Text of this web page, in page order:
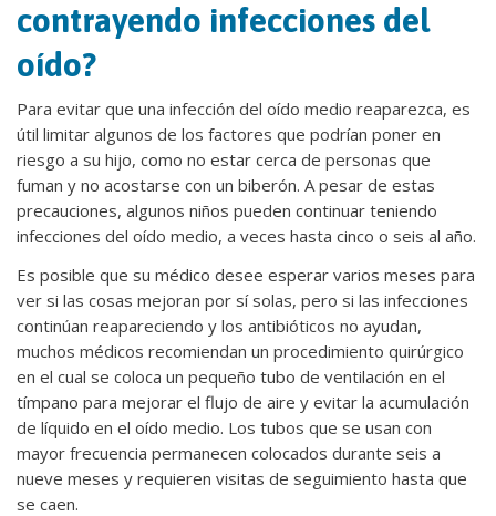
contrayendo infecciones del
oído?
Para evitar que una infección del oído medio reaparezca, es
útil limitar algunos de los factores que podrían poner en
riesgo a su hijo, como no estar cerca de personas que
fuman y no acostarse con un biberón. A pesar de estas
precauciones, algunos niños pueden continuar teniendo
infecciones del oído medio, a veces hasta cinco o seis al año.
Es posible que su médico desee esperar varios meses para
ver si las cosas mejoran por sí solas, pero si las infecciones
continúan reapareciendo y los antibióticos no ayudan,
muchos médicos recomiendan un procedimiento quirúrgico
en el cual se coloca un pequeño tubo de ventilación en el
tímpano para mejorar el flujo de aire y evitar la acumulación
de líquido en el oído medio. Los tubos que se usan con
mayor frecuencia permanecen colocados durante seis a
nueve meses y requieren visitas de seguimiento hasta que
se caen.